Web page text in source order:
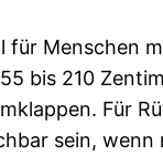
für Menschen
bis 210
Für
sein, wenn